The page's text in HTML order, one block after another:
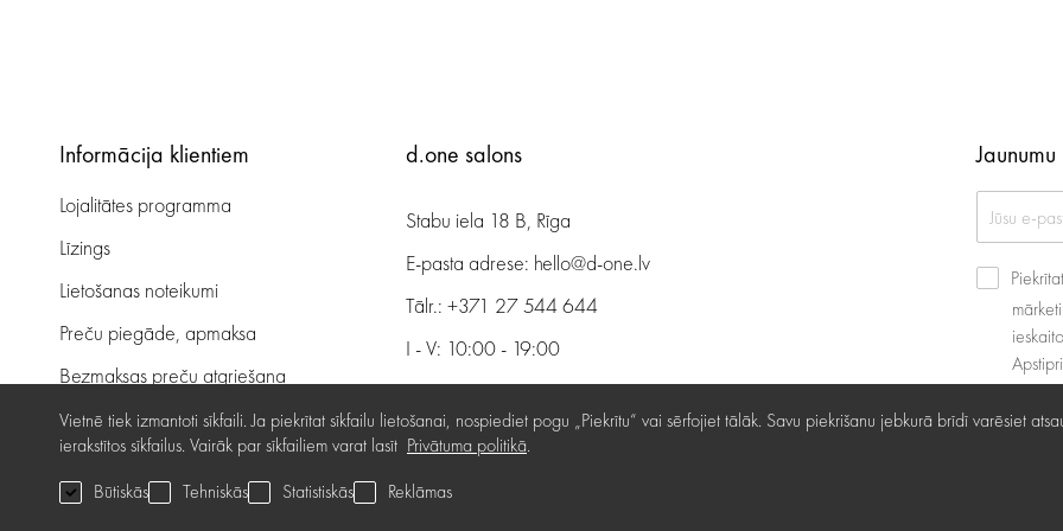
Informācija klientiem
Lojalitātes programma
Līzings
Lietošanas noteikumi
Preču piegāde, apmaksa
Bezmaksas preču atgriešana
Preču kvalitātes garantija
Dāvanu kartes noteikumi
Serviss
d.one salons
Stabu iela 18 B, Rīga
E-pasta adrese: hello@d-one.lv
Tālr.:+371 27 544 644
I - V: 10:00 - 19:00
VI: 11:00 - 16:00
Vietnē tiek izmantoti sīkfaili. Ja piekrītat sīkfailu lietošanai, nospiediet pogu „Piekrītu“ vai sērfojiet tālāk. Savu piekrišanu jebkurā brīdī varēsiet
ierakstītos sīkfailus. Vairāk par sīkfailiem varat lasīt Privātuma politikā.
Būtiskās
Tehniskās Statistiskās Reklāmas